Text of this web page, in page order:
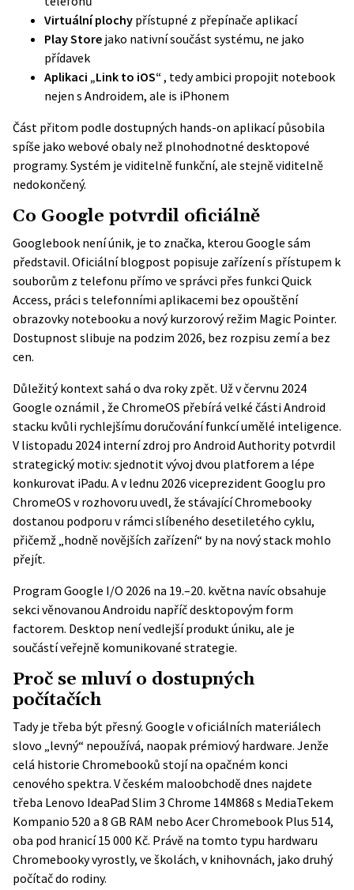
Virtuální plochy přístupné z přepínače aplikací
Play Store jako nativní součást systému, ne jako
přídavek
Aplikaci „Link to iOS“, tedy ambici propojit notebook
nejen s Androidem, ale is iPhonem
Část přitom podle dostupných hands-on aplikací působila
spíše jako webové obaly než plnohodnotné desktopové
programy. Systém je viditelně funkční, ale stejně viditelně
nedokončený.
Co Google potvrdil oficiálně
Googlebook není únik, je to značka, kterou Google sám
představil. Oficiální blogpost popisuje zařízení s přístupem k
souborům z telefonu přímo ve správci přes funkci Quick
Access, práci s telefonními aplikacemi bez opouštění
obrazovky notebooku a nový kurzorový režim Magic Pointer.
Dostupnost slibuje na podzim 2026, bez rozpisu zemí a bez
cen.
Důležitý kontext sahá o dva roky zpět. Už v červnu 2024
Google oznámil , že ChromeOS přebírá velké části Android
stacku kvůli rychlejšímu doručování funkcí umělé inteligence.
V listopadu 2024 interní zdroj pro Android Authority potvrdil
strategický motiv: sjednotit vývoj dvou platforem a lépe
konkurovat iPadu. A v lednu 2026 viceprezident Googlu pro
ChromeOS v rozhovoru uvedl, že stávající Chromebooky
dostanou podporu v rámci slíbeného desetiletého cyklu,
přičemž „hodně novějších zařízení“ by na nový stack mohlo
přejít.
Program Google I/O 2026 na 19.–20. května navíc obsahuje
sekci věnovanou Androidu napříč desktopovým form
factorem. Desktop není vedlejší produkt úniku, ale je
součástí veřejně komunikované strategie.
Proč se mluví o dostupných
počítačích
Tady je třeba být přesný. Google v oficiálních materiálech
slovo „levný“ nepoužívá, naopak prémiový hardware. Jenže
celá historie Chromebooků stojí na opačném konci
cenového spektra. V českém maloobchodě dnes najdete
třeba Lenovo IdeaPad Slim 3 Chrome 14M868 s MediaTekem
Kompanio 520 a 8 GB RAM nebo Acer Chromebook Plus 514,
oba pod hranicí 15 000 Kč. Právě na tomto typu hardwaru
Chromebooky vyrostly, ve školách, v knihovnách, jako druhý
počítač do rodiny.